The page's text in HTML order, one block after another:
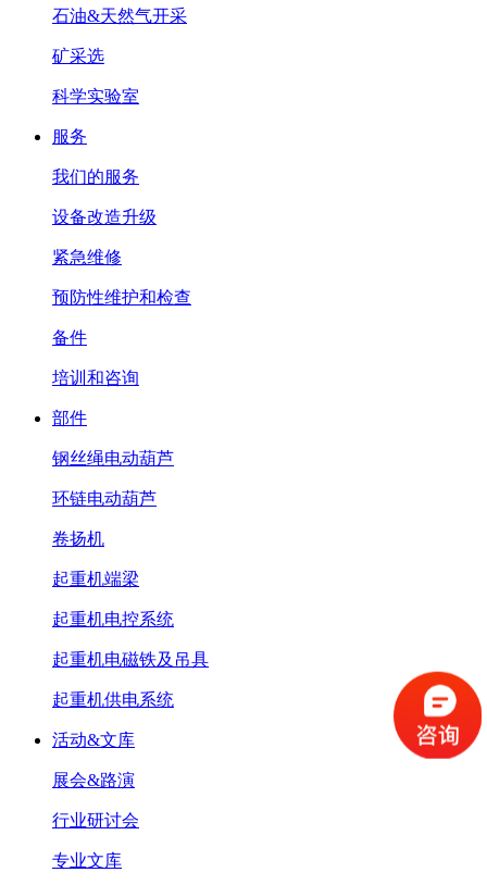
石油&天然气开采
矿采选
科学实验室
服务
我们的服务
设备改造升级
紧急维修
预防性维护和检查
备件
培训和咨询
部件
钢丝绳电动葫芦
环链电动葫芦
卷扬机
起重机端梁
起重机电控系统
起重机电磁铁及吊具
起重机供电系统
活动&文库
展会&路演
行业研讨会
专业文库